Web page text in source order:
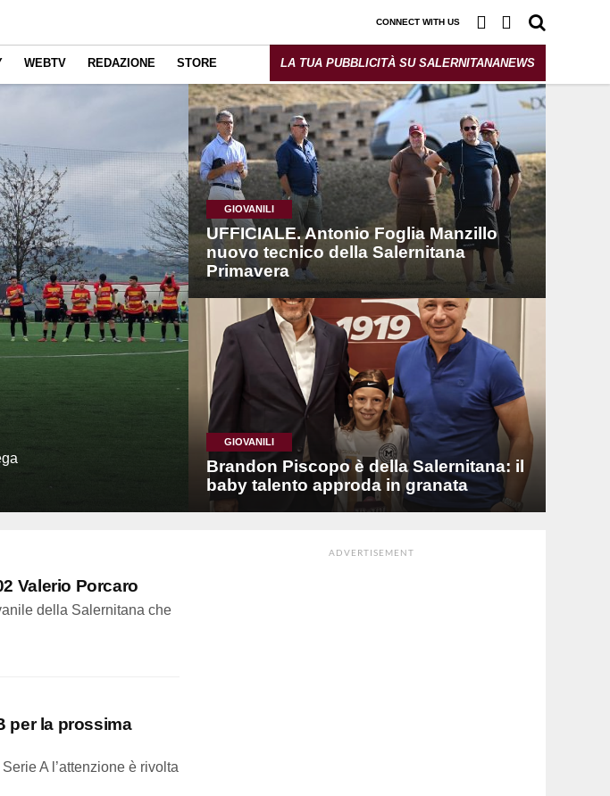
CONNECT WITH US
WEBTV REDAZIONE STORE LA TUA PUBBLICITÀ SU SALERNITANANEWS
GIOVANILI
UFFICIALE. Antonio Foglia Manzillo
nuovo tecnico della Salernitana
Primavera
GIOVANILI
Brandon Piscopo è della Salernitana: il
baby talento approda in granata
Valerio Porcaro
della Salernitana che
per la prossima
A l’attenzione è rivolta
ADVERTISEMENT